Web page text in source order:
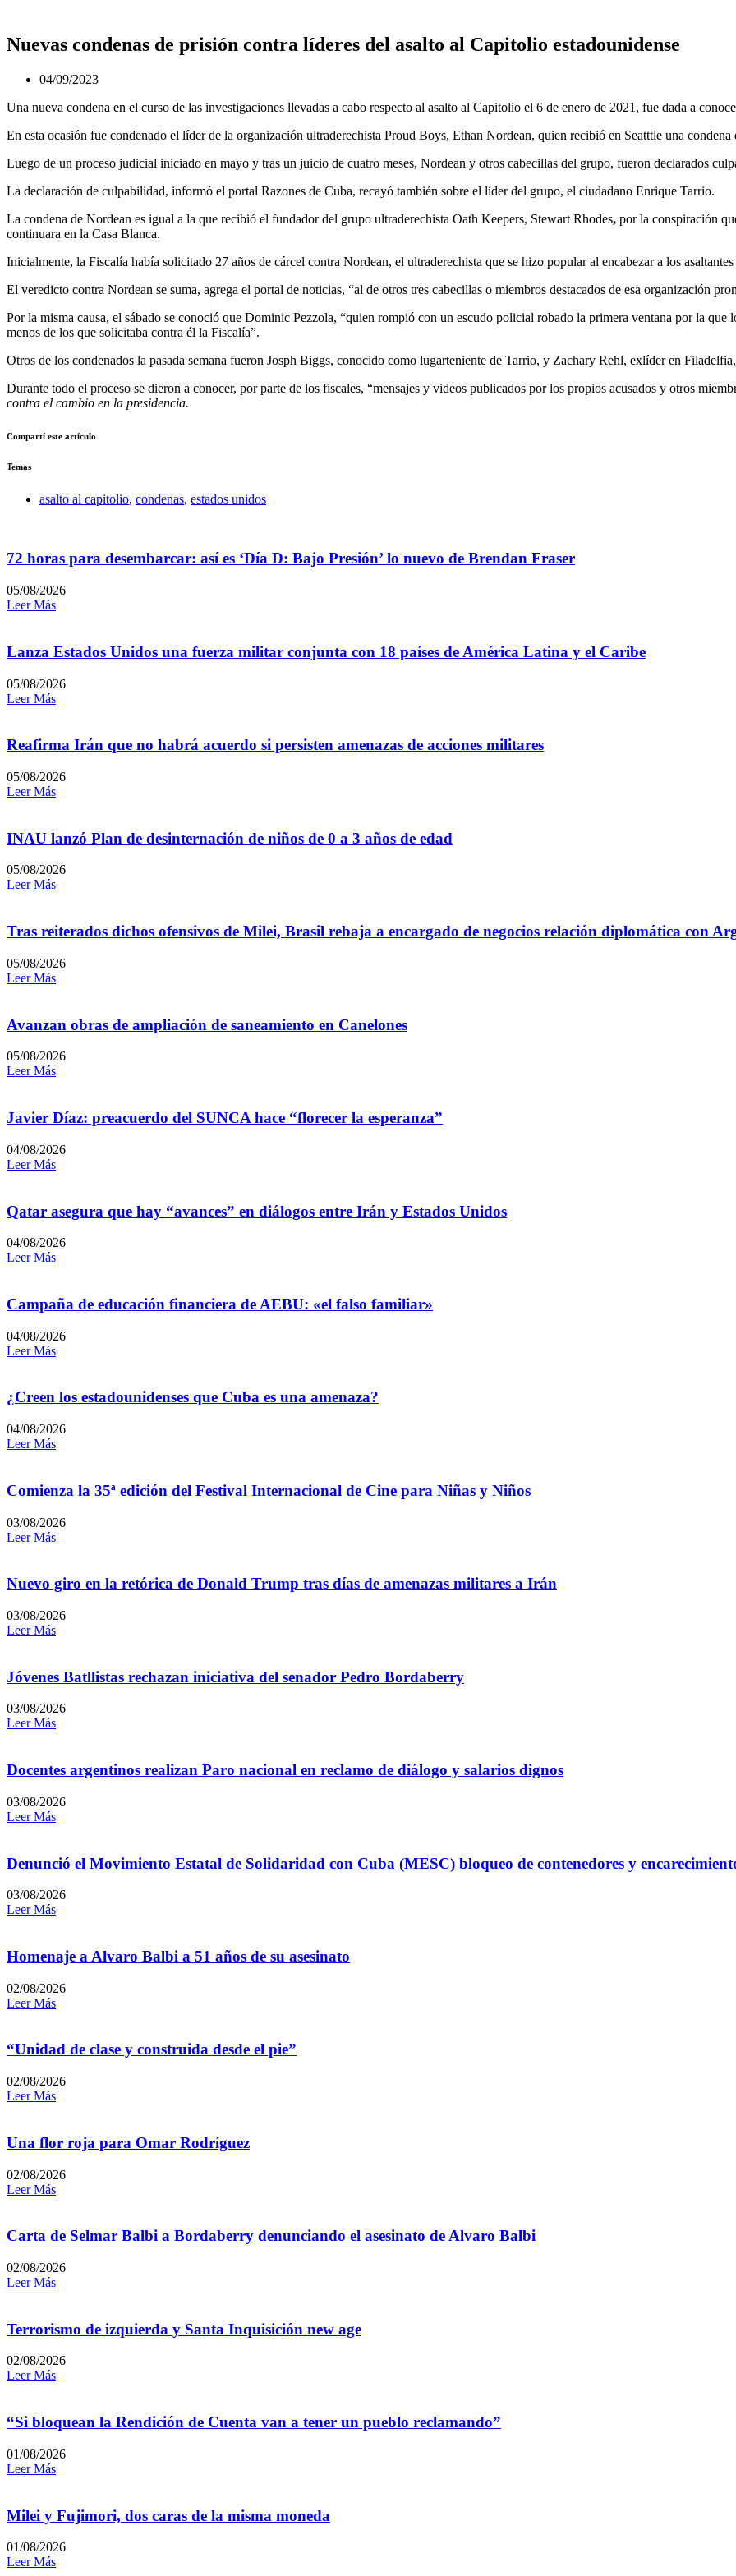
Nuevas condenas de prisión contra líderes del asalto al Capitolio estadounidense
04/09/2023
Una nueva condena en el curso de las investigaciones llevadas a cabo respecto al asalto al Capitolio el 6 de enero de 2021, fue dada a
En esta ocasión fue condenado el líder de la organización ultraderechista Proud Boys, Ethan Nordean, quien recibió en Seatttle una condena
Luego de un proceso judicial iniciado en mayo y tras un juicio de cuatro meses, Nordean y otros cabecillas del grupo, fueron declarados
La declaración de culpabilidad, informó el portal Razones de Cuba, recayó también sobre el líder del grupo, el ciudadano Enrique Tarrio.
La condena de Nordean es igual a la que recibió el fundador del grupo ultraderechista Oath Keepers, Stewart Rhodes, por la conspiración
continuara en la Casa Blanca.
Inicialmente, la Fiscalía había solicitado 27 años de cárcel contra Nordean, el ultraderechista que se hizo popular al encabezar a los
El veredicto contra Nordean se suma, agrega el portal de noticias, “al de otros tres cabecillas o miembros destacados de esa organización
Por la misma causa, el sábado se conoció que Dominic Pezzola, “quien rompió con un escudo policial robado la primera ventana por la
menos de los que solicitaba contra él la Fiscalía”.
Otros de los condenados la pasada semana fueron Josph Biggs, conocido como lugarteniente de Tarrio, y Zachary Rehl, exlíder en
Durante todo el proceso se dieron a conocer, por parte de los fiscales, “mensajes y videos publicados por los propios acusados y otros
contra el cambio en la presidencia.
Compartí este artículo
Temas
asalto al capitolio, condenas, estados unidos
72 horas para desembarcar: así es ‘Día D: Bajo Presión’ lo nuevo de Brendan Fraser
05/08/2026
Leer Más
Lanza Estados Unidos una fuerza militar conjunta con 18 países de América Latina y el Caribe
05/08/2026
Leer Más
Reafirma Irán que no habrá acuerdo si persisten amenazas de acciones militares
05/08/2026
Leer Más
INAU lanzó Plan de desinternación de niños de 0 a 3 años de edad
05/08/2026
Leer Más
Tras reiterados dichos ofensivos de Milei, Brasil rebaja a encargado de negocios relación diplomática con
05/08/2026
Leer Más
Avanzan obras de ampliación de saneamiento en Canelones
05/08/2026
Leer Más
Javier Díaz: preacuerdo del SUNCA hace “florecer la esperanza”
04/08/2026
Leer Más
Qatar asegura que hay “avances” en diálogos entre Irán y Estados Unidos
04/08/2026
Leer Más
Campaña de educación financiera de AEBU: «el falso familiar»
04/08/2026
Leer Más
¿Creen los estadounidenses que Cuba es una amenaza?
04/08/2026
Leer Más
Comienza la 35ª edición del Festival Internacional de Cine para Niñas y Niños
03/08/2026
Leer Más
Nuevo giro en la retórica de Donald Trump tras días de amenazas militares a Irán
03/08/2026
Leer Más
Jóvenes Batllistas rechazan iniciativa del senador Pedro Bordaberry
03/08/2026
Leer Más
Docentes argentinos realizan Paro nacional en reclamo de diálogo y salarios dignos
03/08/2026
Leer Más
Denunció el Movimiento Estatal de Solidaridad con Cuba (MESC) bloqueo de contenedores y
03/08/2026
Leer Más
Homenaje a Alvaro Balbi a 51 años de su asesinato
02/08/2026
Leer Más
“Unidad de clase y construida desde el pie”
02/08/2026
Leer Más
Una flor roja para Omar Rodríguez
02/08/2026
Leer Más
Carta de Selmar Balbi a Bordaberry denunciando el asesinato de Alvaro Balbi
02/08/2026
Leer Más
Terrorismo de izquierda y Santa Inquisición new age
02/08/2026
Leer Más
“Si bloquean la Rendición de Cuenta van a tener un pueblo reclamando”
01/08/2026
Leer Más
Milei y Fujimori, dos caras de la misma moneda
01/08/2026
Leer Más